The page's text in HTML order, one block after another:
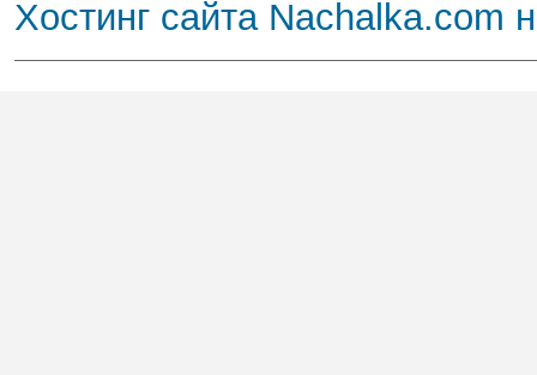
Хостинг сайта Nachalka.com